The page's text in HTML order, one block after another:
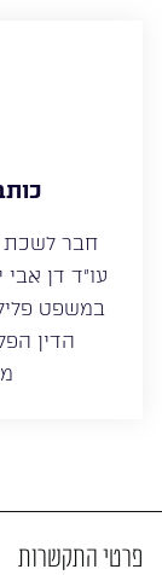
עו”ד דן אבי
הדין
פרטי התקשרות